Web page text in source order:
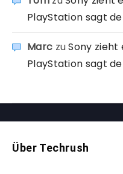
PlayStation sagt
Marc zuSony zieht
PlayStation sagt
Über Techrush